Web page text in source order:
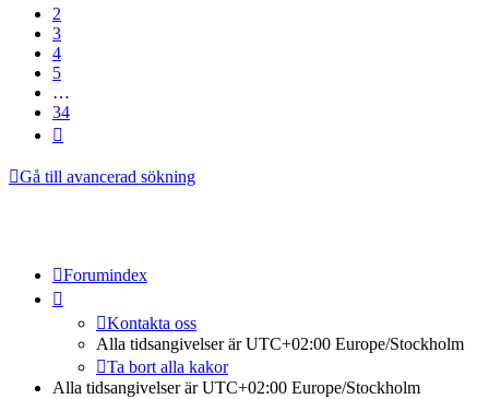
2
3
4
5
…
34
Gå till avancerad sökning
Forumindex
Kontakta oss
Alla tidsangivelser är UTC+02:00 Europe/Stockholm
Ta bort alla kakor
Alla tidsangivelser är UTC+02:00 Europe/Stockholm